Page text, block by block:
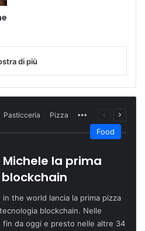
di più
Pasticceria Pizza More Pagina
precedente
Food
la prima
in the world lancia la prima pizza
blockchain. Nelle
fin da oggi e presto nelle altre 34